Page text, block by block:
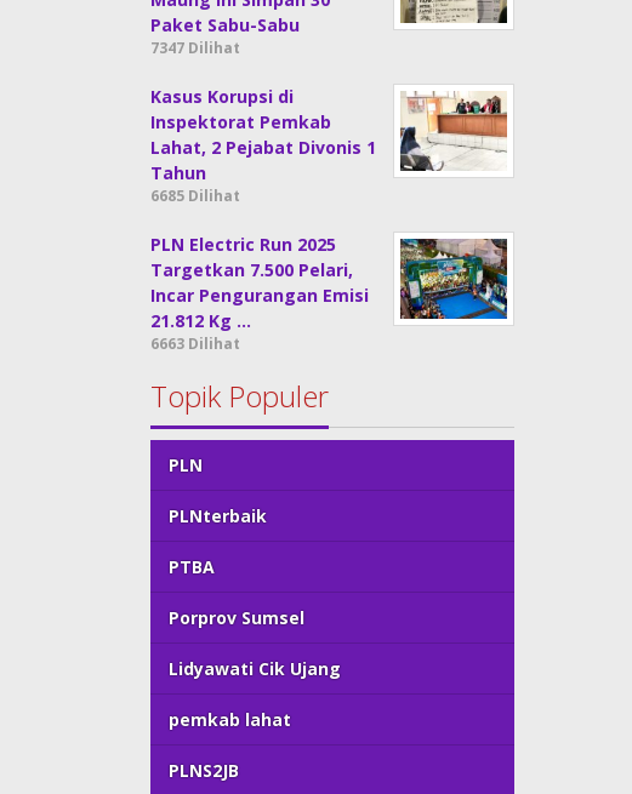
Paket Sabu-Sabu
7347 Dilihat
Kasus Korupsi di
Inspektorat Pemkab
Lahat, 2 Pejabat Divonis 1
Tahun
6685 Dilihat
PLN Electric Run 2025
Targetkan 7.500 Pelari,
Incar Pengurangan Emisi
21.812 Kg …
6663 Dilihat
Topik Populer
PLN
PLNterbaik
PTBA
Porprov Sumsel
Lidyawati Cik Ujang
pemkab lahat
PLNS2JB